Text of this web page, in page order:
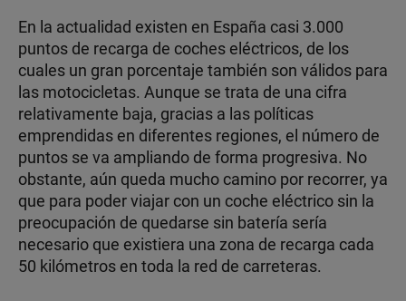
En la actualidad existen en España casi 3.000
puntos de recarga de coches eléctricos, de los
cuales un gran porcentaje también son válidos para
las motocicletas. Aunque se trata de una cifra
relativamente baja, gracias a las políticas
emprendidas en diferentes regiones, el número de
puntos se va ampliando de forma progresiva. No
obstante, aún queda mucho camino por recorrer, ya
que para poder viajar con un coche eléctrico sin la
preocupación de quedarse sin batería sería
necesario que existiera una zona de recarga cada
50 kilómetros en toda la red de carreteras.